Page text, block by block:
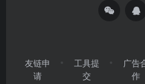
友链申
请
工具提
交
广告
作